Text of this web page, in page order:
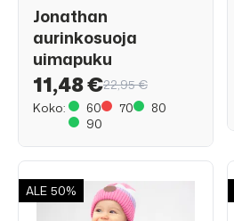
Jonathan
aurinkosuoja
uimapuku
11,48 €22,95 €
Koko:
60 70
80
90
ALE 50%